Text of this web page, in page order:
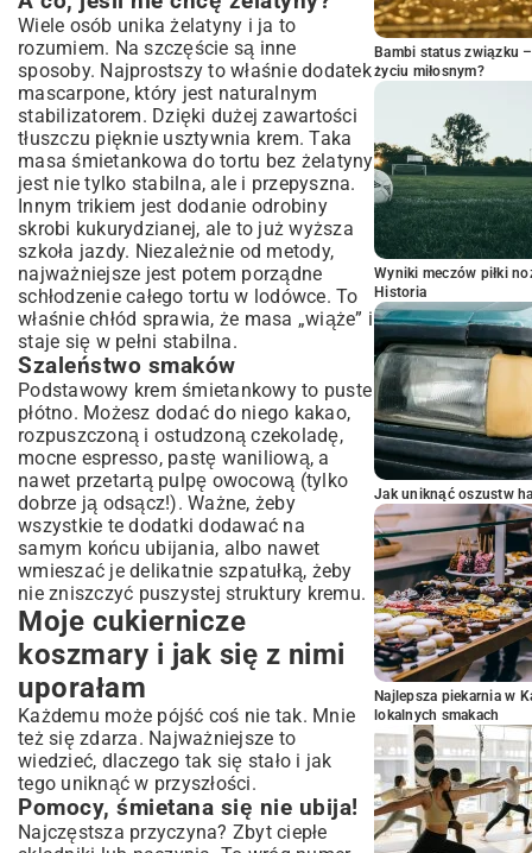
Wiele osób unika żelatyny i ja to
rozumiem. Na szczęście są inne
sposoby. Najprostszy to właśnie dodatek
mascarpone, który jest naturalnym
stabilizatorem. Dzięki dużej zawartości
tłuszczu pięknie usztywnia krem. Taka
masa śmietankowa do tortu bez żelatyny
jest nie tylko stabilna, ale i przepyszna.
Innym trikiem jest dodanie odrobiny
skrobi kukurydzianej, ale to już wyższa
szkoła jazdy. Niezależnie od metody,
najważniejsze jest potem porządne
schłodzenie całego tortu w lodówce. To
właśnie chłód sprawia, że masa „wiąże” i
staje się w pełni stabilna.
Szaleństwo smaków
Podstawowy krem śmietankowy to puste
płótno. Możesz dodać do niego kakao,
rozpuszczoną i ostudzoną czekoladę,
mocne espresso, pastę waniliową, a
nawet przetartą pulpę owocową (tylko
dobrze ją odsącz!). Ważne, żeby
wszystkie te dodatki dodawać na
samym końcu ubijania, albo nawet
wmieszać je delikatnie szpatułką, żeby
nie zniszczyć puszystej struktury kremu.
Moje cukiernicze
koszmary i jak się z nimi
uporałam
Każdemu może pójść coś nie tak. Mnie
też się zdarza. Najważniejsze to
wiedzieć, dlaczego tak się stało i jak
tego uniknąć w przyszłości.
Pomocy, śmietana się nie ubija!
Najczęstsza przyczyna? Zbyt ciepłe
Bambi status związku
życiu miłosnym?
Wyniki meczów piłki
Historia
Jak uniknąć oszustw
Najlepsza piekarnia w
lokalnych smakach